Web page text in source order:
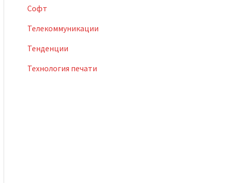
Софт
Телекоммуникации
Тенденции
Технология печати